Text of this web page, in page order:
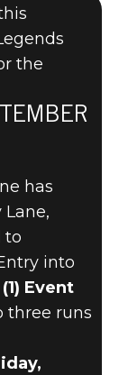
the
has
to
into
Event
three runs